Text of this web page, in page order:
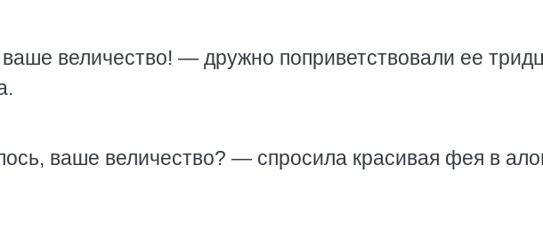
величество! — дружно поприветствовали ее
ваше величество? — спросила красивая фея в